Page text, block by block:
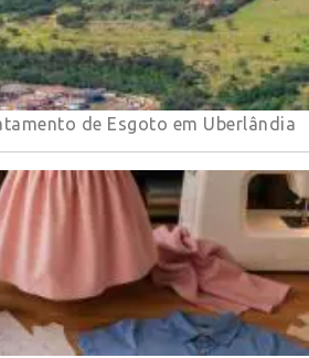
de Esgoto em Uberlândia